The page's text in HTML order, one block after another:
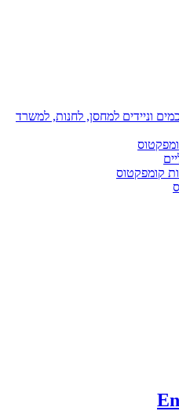
וניידים למחסן, לחנות, למשרד
קומפקטוס